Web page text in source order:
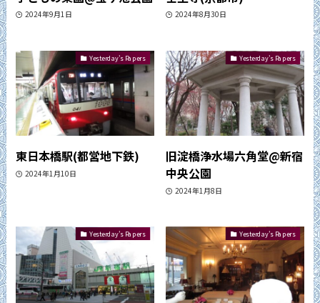
2024年9月1日 2024年8月30日
Yesterday's Papers
東日本橋駅(都営地下鉄)
2024年1月10日
Yesterday's Papers
旧淀橋浄水場六角堂@新宿
中央公園
2024年1月8日
Yesterday's Papers Yesterday's Papers